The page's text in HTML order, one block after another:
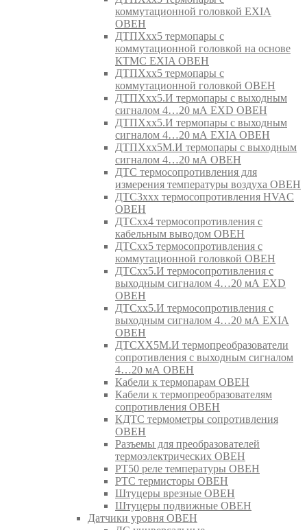
коммутационной головкой EXIA
ОВЕН
ДТПХхх5 термопары с
коммутационной головкой на основе
КТМС EXIA ОВЕН
ДТПХхх5 термопары с
коммутационной головкой ОВЕН
ДТПХхх5.И термопары с выходным
сигналом 4…20 мА EXD ОВЕН
ДТПХхх5.И термопары с выходным
сигналом 4…20 мА EXIA ОВЕН
ДТПХхх5М.И термопары с выходным
сигналом 4…20 мА ОВЕН
ДТС термосопротивления для
измерения температуры воздуха ОВЕН
ДТС3ххх термосопротивления HVAC
ОВЕН
ДТСхх4 термосопротивления с
кабельным выводом ОВЕН
ДТСхх5 термосопротивления с
коммутационной головкой ОВЕН
ДТСхх5.И термосопротивления с
выходным сигналом 4…20 мА EXD
ОВЕН
ДТСхх5.И термосопротивления с
выходным сигналом 4…20 мА EXIA
ОВЕН
ДТСХХ5М.И термопреобразователи
сопротивления с выходным сигналом
4…20 мА ОВЕН
Кабели к термопарам ОВЕН
Кабели к термопреобразователям
сопротивления ОВЕН
КДТС термометры сопротивления
ОВЕН
Разъемы для преобразователей
термоэлектрических ОВЕН
РТ50 реле температуры ОВЕН
РТС термисторы ОВЕН
Штуцеры врезные ОВЕН
Штуцеры подвижные ОВЕН
Датчики уровня ОВЕН